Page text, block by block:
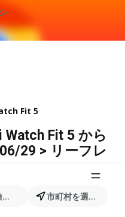
... 市町村を選択します
Fit 5
Fit 5 から
29 > リーフレ